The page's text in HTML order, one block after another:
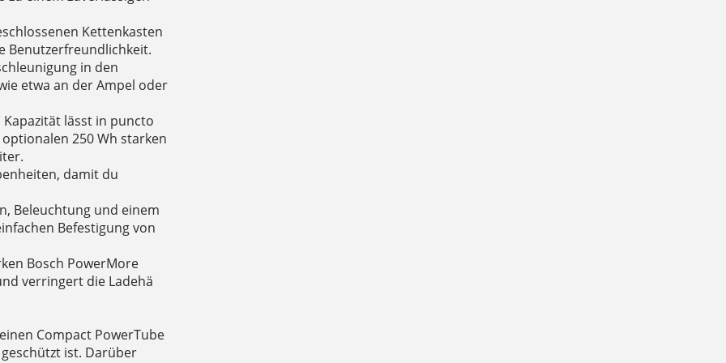
Kettenkasten
Benutzerfreundlichkeit.
in den
etwa an der Ampel oder
Kapazität lässt in puncto
250 Wh starken
damit du
Beleuchtung und einem
Befestigung von
Bosch PowerMore
verringert die Ladehä
Compact PowerTube
ist. Darüber